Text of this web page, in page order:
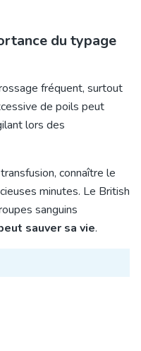
du typage
fréquent, surtout
de poils peut
lors des
connaître le
minutes. Le British
sanguins
sauver sa vie.